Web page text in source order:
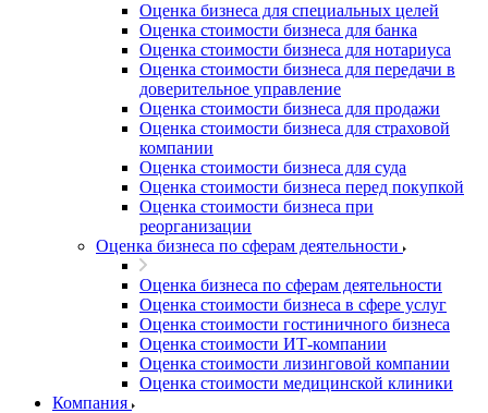
Оценка бизнеса для специальных целей
Оценка стоимости бизнеса для банка
Оценка стоимости бизнеса для нотариуса
Оценка стоимости бизнеса для передачи в
доверительное управление
Оценка стоимости бизнеса для продажи
Оценка стоимости бизнеса для страховой
компании
Оценка стоимости бизнеса для суда
Оценка стоимости бизнеса перед покупкой
Оценка стоимости бизнеса при
реорганизации
Оценка бизнеса по сферам деятельности
Оценка бизнеса по сферам деятельности
Оценка стоимости бизнеса в сфере услуг
Оценка стоимости гостиничного бизнеса
Оценка стоимости ИТ-компании
Оценка стоимости лизинговой компании
Оценка стоимости медицинской клиники
Компания